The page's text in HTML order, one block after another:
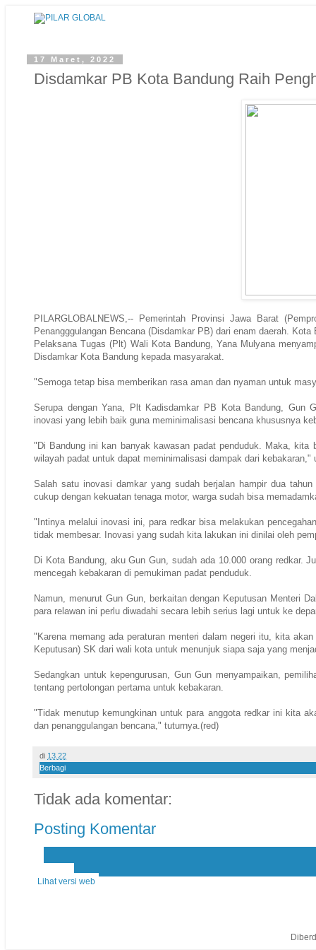
17 Maret, 2022
Disdamkar PB Kota Bandung Raih
PILARGLOBALNEWS,-- Pemerintah Provinsi Jawa Barat
Penangggulangan Bencana (Disdamkar PB) dari enam daerah.
Pelaksana Tugas (Plt) Wali Kota Bandung, Yana Mulyana
Disdamkar Kota Bandung kepada masyarakat.
"Semoga tetap bisa memberikan rasa aman dan nyaman untuk
Serupa dengan Yana, Plt Kadisdamkar PB Kota Bandung, Gun
inovasi yang lebih baik guna meminimalisasi bencana khususnya
"Di Bandung ini kan banyak kawasan padat penduduk. Maka,
wilayah padat untuk dapat meminimalisasi dampak dari kebakaran,"
Salah satu inovasi damkar yang sudah berjalan hampir dua
cukup dengan kekuatan tenaga motor, warga sudah bisa
"Intinya melalui inovasi ini, para redkar bisa melakukan
tidak membesar. Inovasi yang sudah kita lakukan ini dinilai oleh
Di Kota Bandung, aku Gun Gun, sudah ada 10.000 orang redkar.
mencegah kebakaran di pemukiman padat penduduk.
Namun, menurut Gun Gun, berkaitan dengan Keputusan Menteri
para relawan ini perlu diwadahi secara lebih serius lagi untuk ke
"Karena memang ada peraturan menteri dalam negeri itu, kita
Keputusan) SK dari wali kota untuk menunjuk siapa saja yang
Sedangkan untuk kepengurusan, Gun Gun menyampaikan,
tentang pertolongan pertama untuk kebakaran.
"Tidak menutup kemungkinan untuk para anggota redkar ini kita
dan penanggulangan bencana," tuturnya.(red)
di 13.22
Berbagi
Tidak ada komentar:
Posting Komentar
Lihat versi web